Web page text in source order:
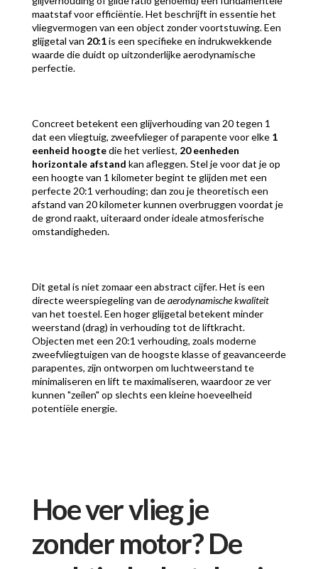
maatstaf voor efficiëntie. Het beschrijft in essentie het
vliegvermogen van een object zonder voortstuwing. Een
glijgetal van 20:1is een specifieke en indrukwekkende
waarde die duidt op uitzonderlijke aerodynamische
perfectie.
Concreet betekent een glijverhouding van 20 tegen 1
dat een vliegtuig, zweefvlieger of parapente voor elke 1
eenheid hoogtedie het verliest, 20 eenheden
horizontale afstand kan afleggen. Stel je voor dat je op
een hoogte van 1 kilometer begint te glijden met een
perfecte 20:1 verhouding; dan zou je theoretisch een
afstand van 20 kilometer kunnen overbruggen voordat je
de grond raakt, uiteraard onder ideale atmosferische
omstandigheden.
Dit getal is niet zomaar een abstract cijfer. Het is een
directe weerspiegeling van deaerodynamische kwaliteit
van het toestel. Een hoger glijgetal betekent minder
weerstand (drag) in verhouding tot de liftkracht.
Objecten met een 20:1 verhouding, zoals moderne
zweefvliegtuigen van de hoogste klasse of geavanceerde
parapentes, zijn ontworpen om luchtweerstand te
minimaliseren en lift te maximaliseren, waardoor ze ver
kunnen "zeilen" op slechts een kleine hoeveelheid
potentiële energie.
Hoe ver vlieg je
zonder motor? De